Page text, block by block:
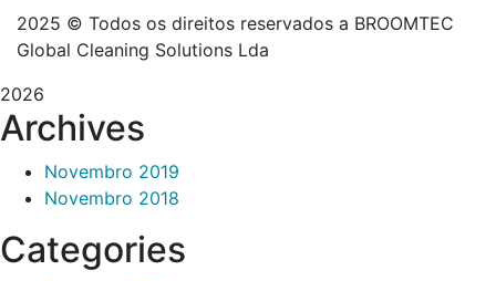
2025 © Todos os direitos reservados a BROOMTEC
Global Cleaning Solutions Lda
2026
Archives
Novembro 2019
Novembro 2018
Categories